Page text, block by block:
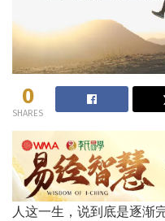
0
SHARES
人这一生，说到底是逐渐